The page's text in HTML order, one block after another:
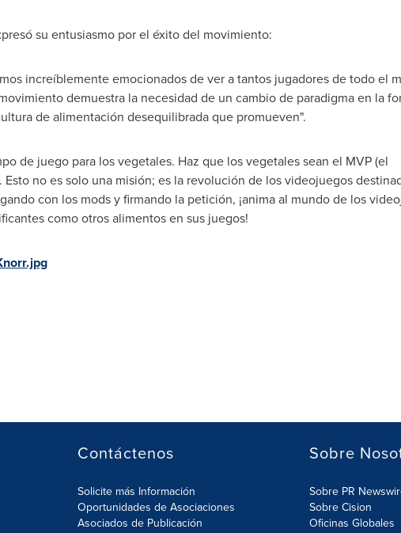
su entusiasmo por el éxito del movimiento:
increíblemente emocionados de ver a tantos jugadores de todo el
demuestra la necesidad de un cambio de paradigma en la
de alimentación desequilibrada que promueven".
de juego para los vegetales. Haz que los vegetales sean el MVP (el
no es solo una misión; es la revolución de los videojuegos
con los mods y firmando la petición, ¡anima al mundo de los
como otros alimentos en sus juegos!
Contáctenos
Solicite más Información
Oportunidades de Asociaciones
Asociados de Publicación
Sobre
Sobre PR
Sobre Cision
Oficinas Globales